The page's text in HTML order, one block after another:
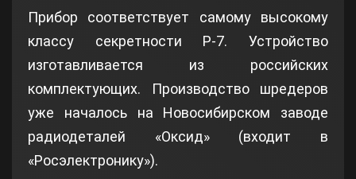
Прибор соответствует самому высокому
классу секретности Р-7. Устройство
изготавливается из российских
комплектующих. Производство шредеров
уже началось на Новосибирском заводе
радиодеталей «Оксид» (входит в
«Росэлектронику»).